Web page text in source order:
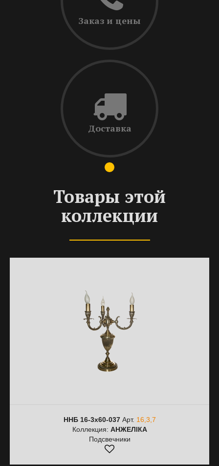
Заказ и цены
Доставка
Товары этой
коллекции
ННБ 16-3х60-037Арт. 16,3,7
Коллекция: АНЖЕЛІКА
Подсвечники